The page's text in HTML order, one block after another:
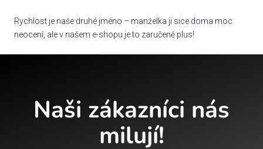
Rychlost je naše druhé jméno – manželka ji sice doma moc
neocení, ale v našem e-shopu je to zaručeně plus!
Naši zákazníci nás
milují!